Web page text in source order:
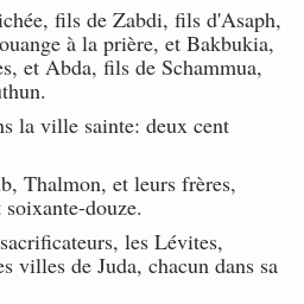
fils de Zabdi, fils d'Asaph,
à la prière, et Bakbukia,
et Abda, fils de Schammua,
la ville sainte: deux cent
Thalmon, et leurs frères,
douze.
les Lévites,
villes de Juda, chacun dans sa